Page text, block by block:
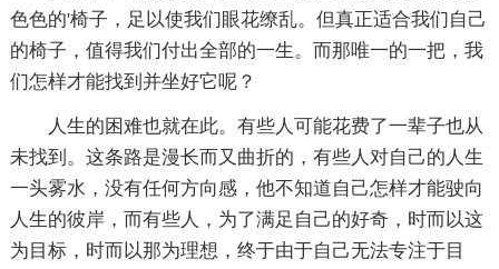
色色的'椅子，足以使我们眼花缭乱。但真正适合我们自己
的椅子，值得我们付出全部的一生。而那唯一的一把，我
们怎样才能找到并坐好它呢？
人生的困难也就在此。有些人可能花费了一辈子也从
未找到。这条路是漫长而又曲折的，有些人对自己的人生
一头雾水，没有任何方向感，他不知道自己怎样才能驶向
人生的彼岸，而有些人，为了满足自己的好奇，时而以这
为目标，时而以那为理想，终于由于自己无法专注于目